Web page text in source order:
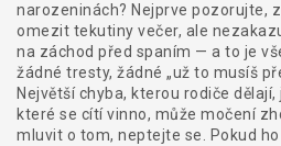
narozeninách? Nejprve pozorujte,
omezit tekutiny večer, ale
na záchod před spaním — a to je
žádné tresty, žádné „už to musíš
Největší chyba, kterou rodiče
které se cítí vinno, může močení
mluvit o tom, neptejte se. Pokud